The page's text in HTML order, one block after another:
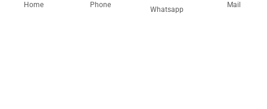
Home Phone
Whatsapp
Mail